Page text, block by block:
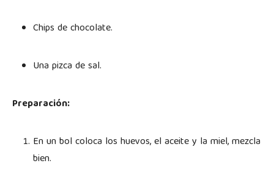
Chips de chocolate.
Una pizca de sal.
Preparación:
En un bol coloca los huevos, el aceite y la miel, mezcla
bien.